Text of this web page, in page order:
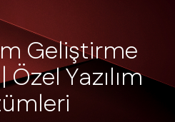
mGeliştirme
|ÖzelYazılım
ümleri